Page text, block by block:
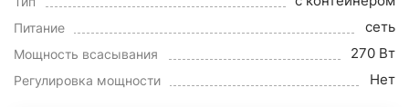
Питание сеть
Мощность всасывания 270 Вт
Регулировка мощности Нет